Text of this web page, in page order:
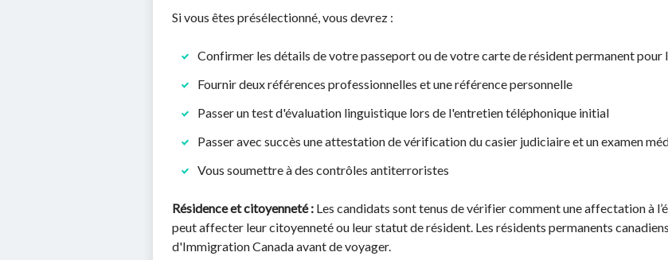
Si vous êtes présélectionné, vous devrez :
Confirmer les détails de votre passeport ou de votre carte de résident permanent pour
Fournir deux références professionnelles et une référence personnelle
Passer un test d'évaluation linguistique lors de l'entretien téléphonique initial
Passer avec succès une attestation de vérification du casier judiciaire et un examen
Vous soumettre à des contrôles antiterroristes
Résidence et citoyenneté : Les candidats sont tenus de vérifier comment une affectation à
peut affecter leur citoyenneté ou leur statut de résident. Les résidents permanents
d'Immigration Canada avant de voyager.